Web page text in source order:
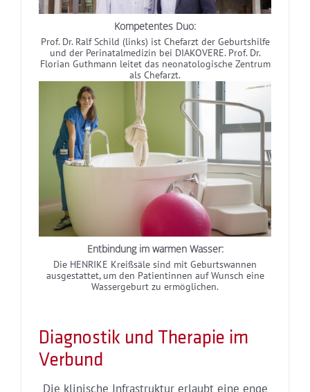
Kompetentes Duo:
Prof. Dr. Ralf Schild (links) ist Chefarzt der Geburtshilfe
und der Perinatalmedizin bei DIAKOVERE. Prof. Dr.
Florian Guthmann leitet das neonatologische Zentrum
als Chefarzt.
Entbindung im warmen Wasser:
Die HENRIKE Kreißsäle sind mit Geburtswannen
ausgestattet, um den Patientinnen auf Wunsch eine
Wassergeburt zu ermöglichen.
Diagnostik und Therapie im
Verbund